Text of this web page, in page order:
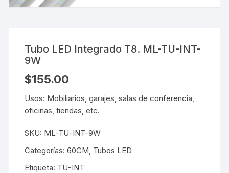
Tubo LED Integrado T8. ML-TU-INT-
9W
$155.00
Usos: Mobiliarios, garajes, salas de conferencia,
oficinas, tiendas, etc.
SKU: ML-TU-INT-9W
Categorías:60CM Tubos LED
Etiqueta: TU-INT